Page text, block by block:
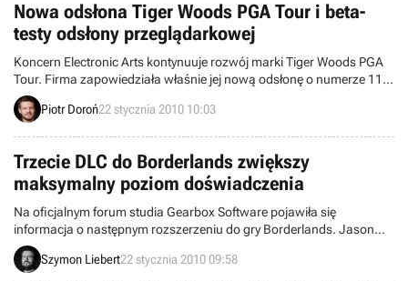
Nowa odsłona Tiger Woods PGA Tour i beta-
testy odsłony przeglądarkowej
Koncern Electronic Arts kontynuuje rozwój marki Tiger Woods PGA
Tour. Firma zapowiedziała właśnie jej nową odsłonę o numerze 11,
a także uruchomiła zgodnie z oczekiwaniami betę
przeglądarkowego Tiger Woods PGA Tour Online.
Piotr Doroń22 stycznia 2010 10:03
Trzecie DLC do Borderlands zwiększy
maksymalny poziom doświadczenia
Na oficjalnym forum studia Gearbox Software pojawiła się
informacja o następnym rozszerzeniu do gry Borderlands. Jason
"haTts" Reiss, jeden z pracowników dewelopera, przekazał, że
będzie to największa porcja DLC w historii tytułu, dodatkowo oparta
Szymon Liebert22 stycznia 2010 09:58